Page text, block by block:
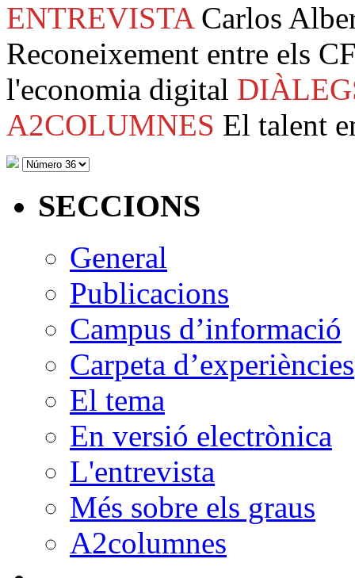
ENTREVISTA Carlos
Reconeixement entre els
l'economia digital
A2COLUMNES El talent
SECCIONS
General
Publicacions
Campus d’informació
Carpeta d’experiències
El tema
En versió electrònica
L'entrevista
Més sobre els graus
A2columnes